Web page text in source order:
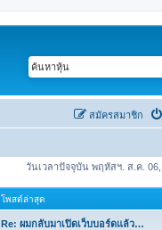
สมัครสมาชิก
วันเวลาปัจจุบัน พฤหัสฯ. ส.ค. 06,
โพสต์ล่าสุด
Re: ผมกลับมาเปิดเว็บบอร์ดแล้ว…